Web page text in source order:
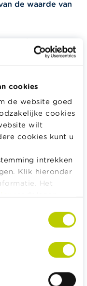
cookies
de website goed
cookies
wilt
cookies kunt u
intrekken
Klik hieronder
Het
de waarde van
kosten?
van een
van de bouwdoos.
accepteren